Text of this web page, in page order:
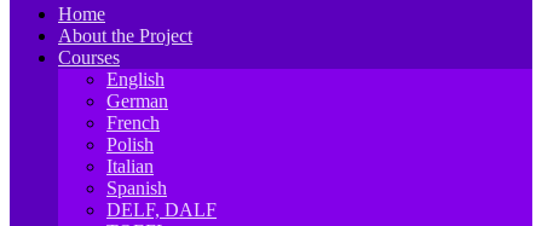
Home
About the Project
Courses
English
German
French
Polish
Italian
Spanish
DELF, DALF